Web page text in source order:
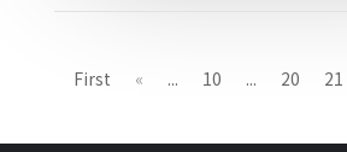
First
« ... 10 ... 20 21